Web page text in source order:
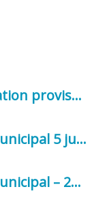
Arrêté préfectoral Limitation provisoire des usages de l’eau
Compte rendu conseil municipal 5 juin 2026 sénatoriale
Compte rendu conseil municipal – 21 avril 2026